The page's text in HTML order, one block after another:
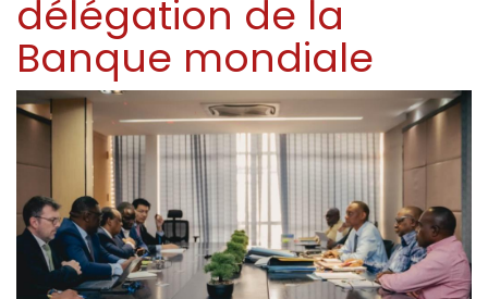
délégation de la
Banque mondiale